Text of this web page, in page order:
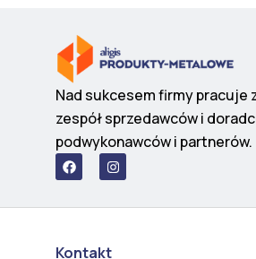
Nad sukcesem firmy pracuje
zespół sprzedawców i
podwykonawców i partnerów.
F
a
c
b
k
I
n
s
a
a
Kontakt